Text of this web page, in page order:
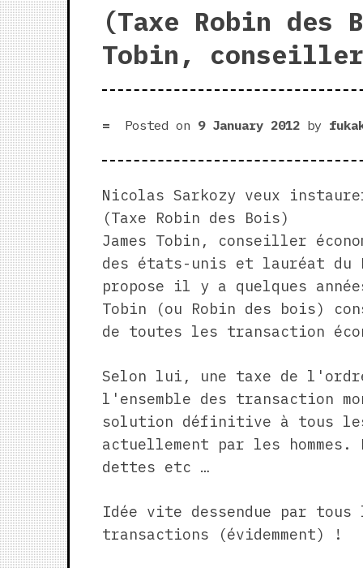
(Taxe Robin des
Tobin, conseiller
Posted on 9 January 2012by
Nicolas Sarkozy veux
(Taxe Robin des Bois)
James Tobin, conseiller
des états-unis et lauréat du
propose il y a quelques
Tobin (ou Robin des bois)
de toutes les transaction
Selon lui, une taxe de l'ordre
l'ensemble des transaction
solution définitive à tous les
actuellement par les hommes.
dettes etc …
Idée vite dessendue par tous
transactions (évidemment) !